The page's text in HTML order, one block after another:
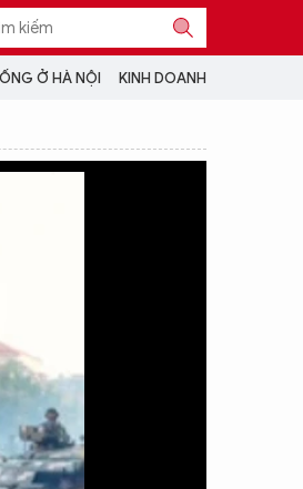
Ở HÀ NỘI KINH DOANH
9907 579